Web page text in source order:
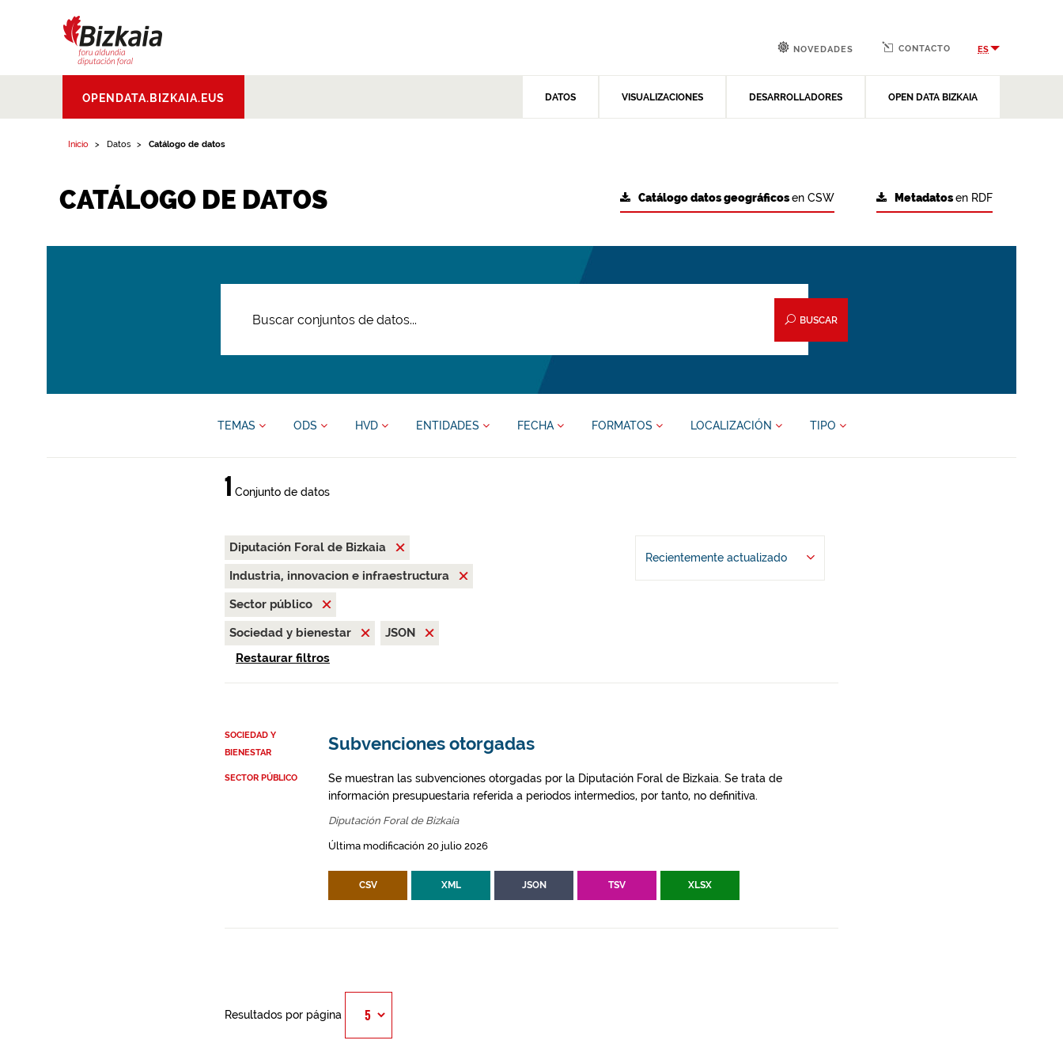
Aldundia.Diputacion
Foral de Bizkaia
OPENDATA.BIZKAIA.EUS DATOS VISUALIZACIONES DESARROLLADORES OPEN DATA BIZKAIA
NOVEDADES CONTACTO ES
Inicio Datos Catálogo de datos
CATÁLOGO DE DATOS Metadatosen RDF
Catálogo datos geográficosen CSW
BUSCAR
TEMAS ODS HVD ENTIDADES FECHA FORMATOS LOCALIZACIÓN TIPO
1 Conjunto de datos
Diputación Foral de Bizkaia
Industria, innovacion e infraestructura
Sector público
Sociedad y bienestar
JSON
Restaurar filtros
Recientemente actualizado
SOCIEDAD Y
BIENESTAR
SECTOR PÚBLICO
Subvenciones otorgadas
Se muestran las subvenciones otorgadas por la Diputación Foral de Bizkaia. Se trata de
información presupuestaria referida a periodos intermedios, por tanto, no definitiva.
Diputación Foral de Bizkaia
Última modificación 20 julio 2026
CSV XML JSON TSV XLSX
Resultados por página